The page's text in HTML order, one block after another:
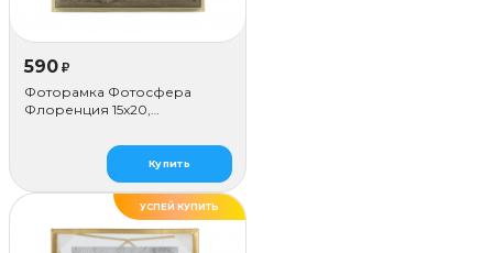
590 ₽
Фоторамка Фотосфера
Флоренция 15x20,
Купить
УСПЕЙ КУПИТЬ